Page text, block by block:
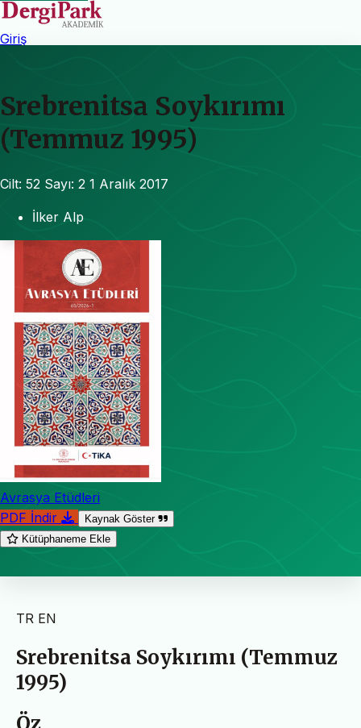
Giriş
Srebrenitsa Soykırımı
(Temmuz 1995)
Cilt: 52 Sayı: 2 1 Aralık 2017
İlker Alp
Avrasya Etüdleri
PDF İndir
Kaynak Göster
Kütüphaneme Ekle
TR EN
Srebrenitsa Soykırımı (Temmuz
1995)